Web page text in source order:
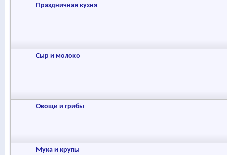
Праздничная кухня
Сыр и молоко
Овощи и грибы
Мука и крупы